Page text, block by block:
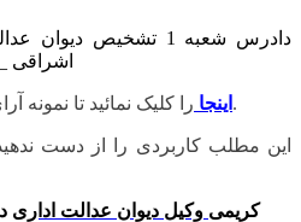
دادرس شعبه 1 تشخیص
اشراقی
اینجا را کلیک نمائید تا نمونه آرائ بیشتری در این مورد بخوانید.
این مطلب کاربردی را از دست
کریمی وکیل دیوان عدالت اداری